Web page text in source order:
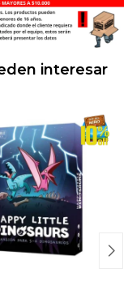
interesar